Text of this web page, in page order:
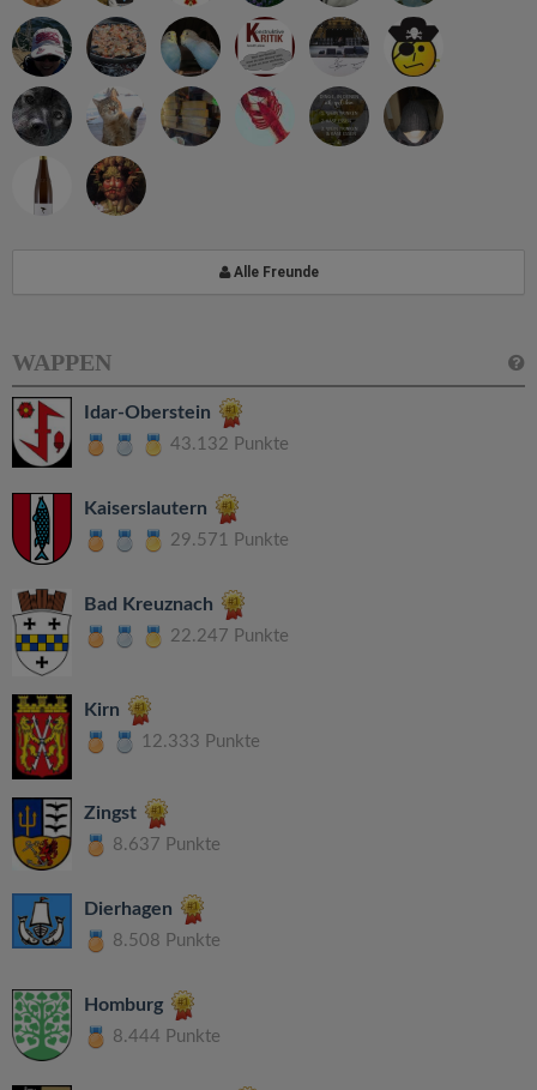
Alle Freunde
WAPPEN
Idar-Oberstein
43.132 Punkte
Kaiserslautern
29.571 Punkte
Bad Kreuznach
22.247 Punkte
Kirn
12.333 Punkte
Zingst
8.637 Punkte
Dierhagen
8.508 Punkte
Homburg
8.444 Punkte